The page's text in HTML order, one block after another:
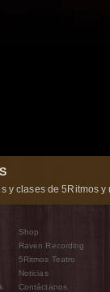
y clases de 5Ritmos y
Shop
Raven Recording
5Ritmos Teatro
Noticias
Contáctanos